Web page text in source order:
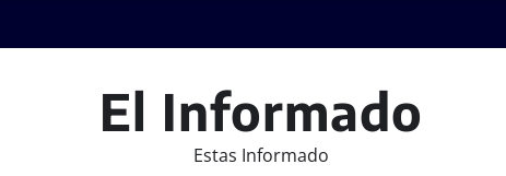
El Informado
Estas Informado